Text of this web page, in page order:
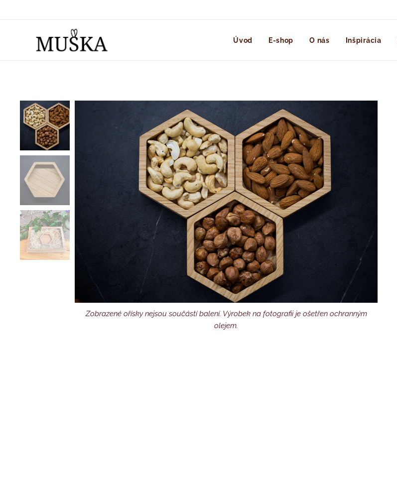
Úvod E-shop O nás Inšpirácia
Zobrazené ořísky nejsou součástí balení. Výrobek na fotografii je ošetřen ochranným
olejem.
Výrobek na fotografii je ošetřen ochranným olejem.